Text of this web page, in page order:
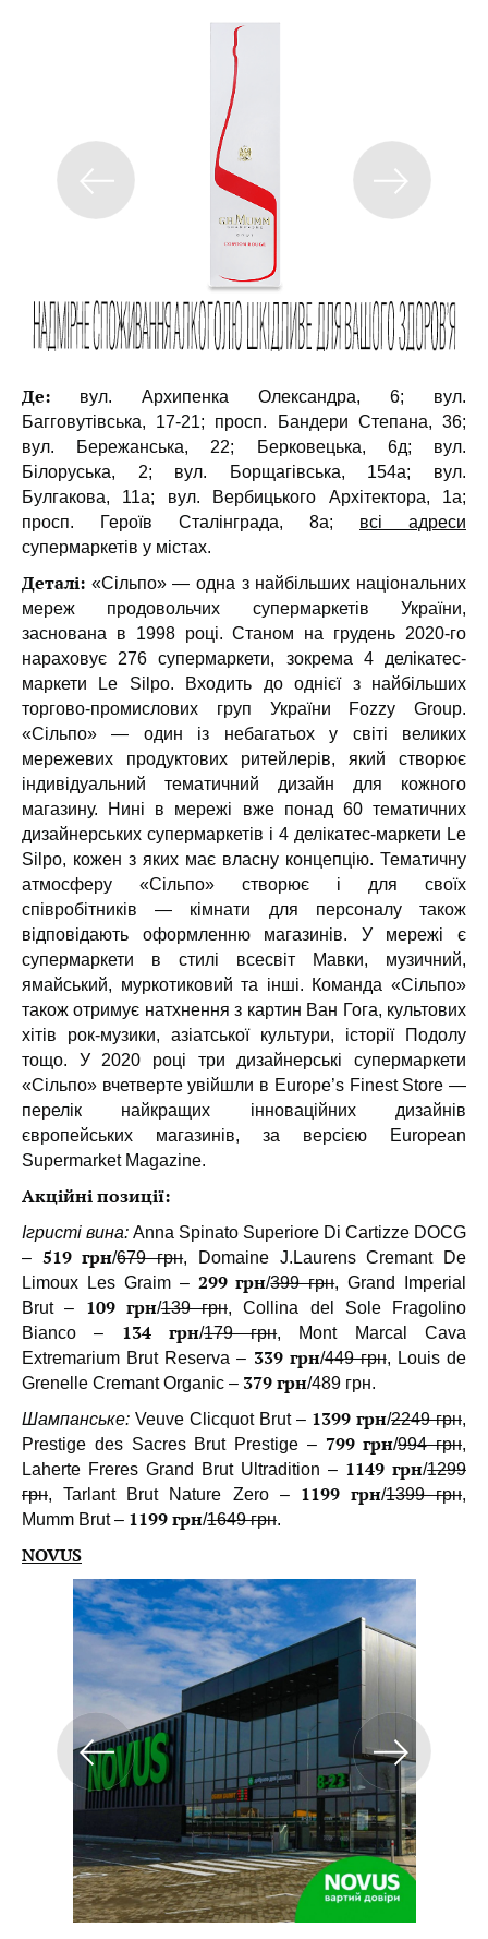
Де: вул. Архипенка Олександра, 6; вул.
Багговутівська, 17-21; просп. Бандери Степана, 36;
вул. Бережанська, 22; Берковецька, 6д; вул.
Білоруська, 2; вул. Борщагівська, 154a; вул.
Булгакова, 11а; вул. Вербицького Архітектора, 1а;
просп. Героїв Сталінграда, 8а; всі адреси
супермаркетів у містах.
Деталі: «Сільпо» — одна з найбільших національних
мереж продовольчих супермаркетів України,
заснована в 1998 році. Станом на грудень 2020-го
нараховує 276 супермаркети, зокрема 4 делікатес-
маркети Le Silpo. Входить до однієї з найбільших
торгово-промислових груп України Fozzy Group.
«Cільпо» — один із небагатьох у світі великих
мережевих продуктових ритейлерів, який створює
індивідуальний тематичний дизайн для кожного
магазину. Нині в мережі вже понад 60 тематичних
дизайнерських супермаркетів і 4 делікатес-маркети Le
Silpo, кожен з яких має власну концепцію. Тематичну
атмосферу «Сільпо» створює і для своїх
співробітників — кімнати для персоналу також
відповідають оформленню магазинів. У мережі є
супермаркети в стилі всесвіт Мавки, музичний,
ямайський, муркотиковий та інші. Команда «Сільпо»
також отримує натхнення з картин Ван Гога, культових
хітів рок-музики, азіатської культури, історії Подолу
тощо. У 2020 році три дизайнерські супермаркети
«Cільпо» вчетверте увійшли в Europe’s Finest Store —
перелік найкращих інноваційних дизайнів
європейських магазинів, за версією European
Supermarket Magazine.
Акційні позиції:
Ігристі вина: Anna Spinato Superiore Di Cartizze DOCG
– 519 грн/679 грн, Domaine J.Laurens Cremant De
Limoux Les Graim – 299 грн/399 грн, Grand Imperial
Brut – 109 грн/139 грн, Collina del Sole Fragolino
Bianco – 134 грн/179 грн, Mont Marcal Cava
Extremarium Brut Reserva – 339 грн/449 грн, Louis de
Grenelle Cremant Organic – 379 грн/489 грн.
Шампанське: Veuve Clicquot Brut – 1399 грн/2249 грн,
Prestige des Sacres Brut Prestige – 799 грн/994 грн,
Laherte Freres Grand Brut Ultradition – 1149 грн/1299
грн, Tarlant Brut Nature Zero – 1199 грн/1399 грн,
Mumm Brut – 1199 грн/1649 грн.
NOVUS